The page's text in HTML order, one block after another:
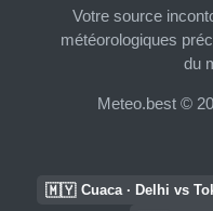
Votre source
météorologiques
du
Meteo.best ©
🇲🇾 Cuaca · Delhi vs